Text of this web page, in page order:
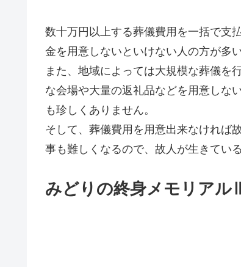
数十万円以上する葬儀費用を一括で支
金を用意しないといけない人の方が多い
また、地域によっては大規模な葬儀を
な会場や大量の返礼品などを用意しな
も珍しくありません。
そして、葬儀費用を用意出来なければ
事も難しくなるので、故人が生きてい
みどりの終身メモリア